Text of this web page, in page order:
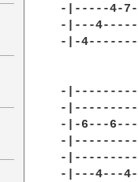
-|-----4-
-|---
-|-
-
-
-|-6---
-
-
-|---4---